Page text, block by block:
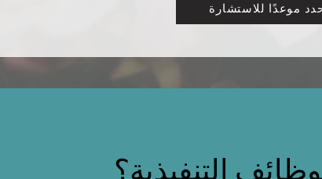
موعدًا للاستشارة
التنفيذية؟